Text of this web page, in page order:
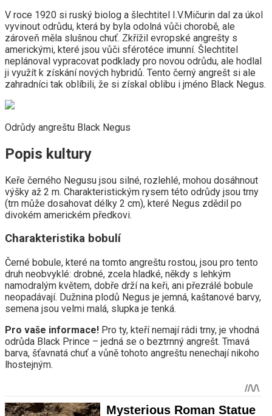
V roce 1920 si ruský biolog a šlechtitel I.V.Mičurin dal za úkol
vyvinout odrůdu, která by byla odolná vůči chorobě, ale
zároveň měla slušnou chuť. Zkřížil evropské angrešty s
americkými, které jsou vůči sférotéce imunní. Šlechtitel
neplánoval vypracovat podklady pro novou odrůdu, ale hodlal
ji využít k získání nových hybridů. Tento černý angrešt si ale
zahradníci tak oblíbili, že si získal oblibu i jméno Black Negus.
Odrůdy angreštu Black Negus
Popis kultury
Keře černého Negusu jsou silné, rozlehlé, mohou dosáhnout
výšky až 2 m. Charakteristickým rysem této odrůdy jsou trny
(trn může dosahovat délky 2 cm), které Negus zdědil po
divokém americkém předkovi.
Charakteristika bobulí
Černé bobule, které na tomto angreštu rostou, jsou pro tento
druh neobvyklé: drobné, zcela hladké, někdy s lehkým
namodralým květem, dobře drží na keři, ani přezrálé bobule
neopadávají. Dužnina plodů Negus je jemná, kaštanové barvy,
semena jsou velmi malá, slupka je tenká.
Pro vaše informace! Pro ty, kteří nemají rádi trny, je vhodná
odrůda Black Prince – jedná se o beztrnný angrešt. Tmavá
barva, šťavnatá chuť a vůně tohoto angreštu nenechají nikoho
lhostejným.